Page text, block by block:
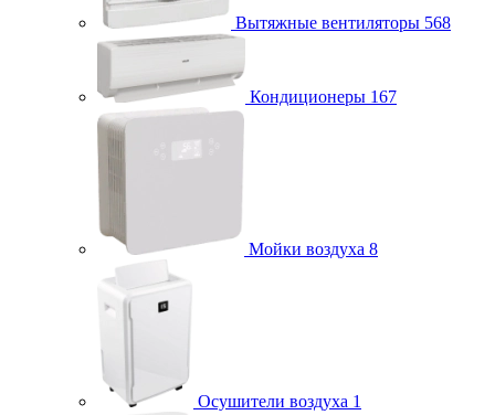
Вытяжные вентиляторы 568
Кондиционеры 167
Мойки воздуха 8
Осушители воздуха 1